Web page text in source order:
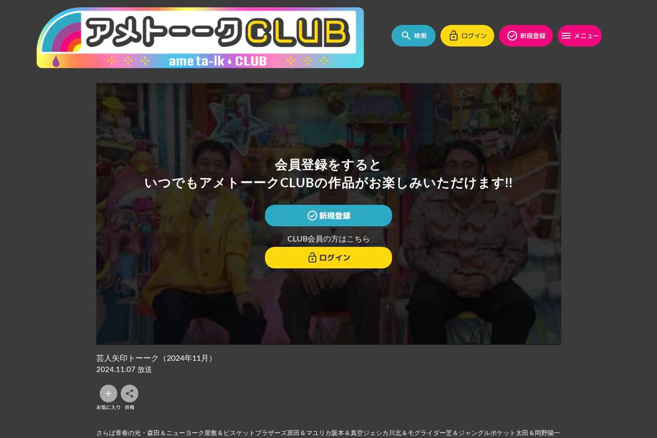
検索 ログイン 新規登録 メニュー
会員登録をすると
いつでもアメトーークCLUBの作品がお楽しみいただけます!!
新規登録
CLUB会員の方はこちら
ログイン
芸人矢印トーーク（2024年11月）
2024.11.07 放送
お気に入り 共有
さらば青春の光・森田＆ニューヨーク屋敷＆ビスケットブラザーズ原田＆マユリカ阪本＆真空ジェシカ川北＆モグライダー芝＆ジャングルポケット太田＆岡野陽一